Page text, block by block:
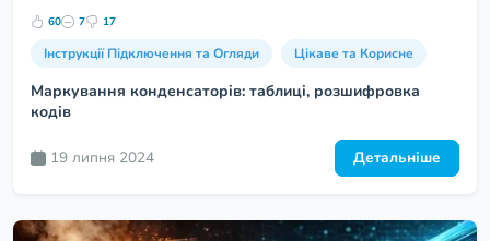
60 7 17
Інструкції Підключення та Огляди Цікаве та Корисне
Маркування конденсаторів: таблиці, розшифровка
кодів
19 липня 2024 Детальніше